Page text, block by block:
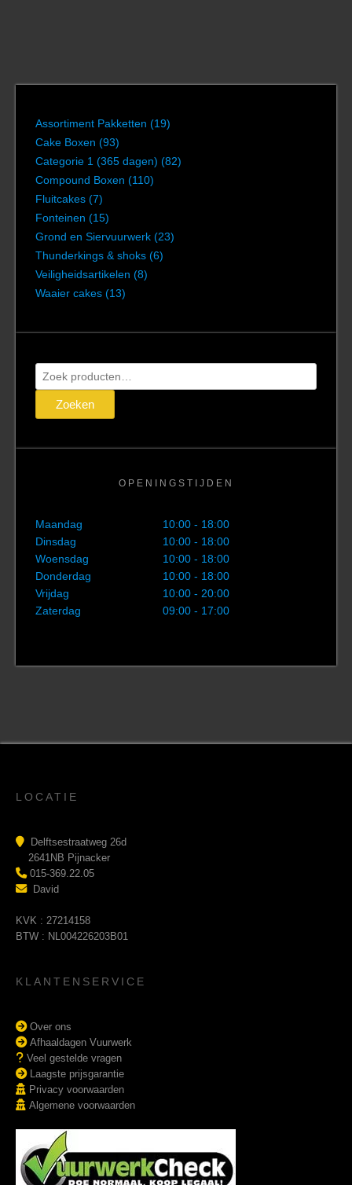
Assortiment Pakketten (19)
Cake Boxen (93)
Categorie 1 (365 dagen) (82)
Compound Boxen (110)
Fluitcakes (7)
Fonteinen (15)
Grond en Siervuurwerk (23)
Thunderkings & shoks (6)
Veiligheidsartikelen (8)
Waaier cakes (13)
Zoeken
naar:
Zoeken
OPENINGSTIJDEN
Maandag
10:00 - 18:00
Dinsdag
10:00 - 18:00
Woensdag
10:00 - 18:00
Donderdag
10:00 - 18:00
Vrijdag
10:00 - 20:00
Zaterdag
09:00 - 17:00
LOCATIE
Delftsestraatweg 26d
2641NB Pijnacker
015-369.22.05
David
KVK : 27214158
BTW : NL004226203B01
KLANTENSERVICE
Over ons
Afhaaldagen Vuurwerk
Veel gestelde vragen
Laagste prijsgarantie
Privacy voorwaarden
Algemene voorwaarden